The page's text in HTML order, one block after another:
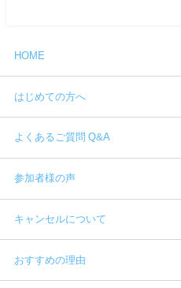
HOME
はじめての方へ
よくあるご質問 Q&A
参加者様の声
キャンセルについて
おすすめの理由